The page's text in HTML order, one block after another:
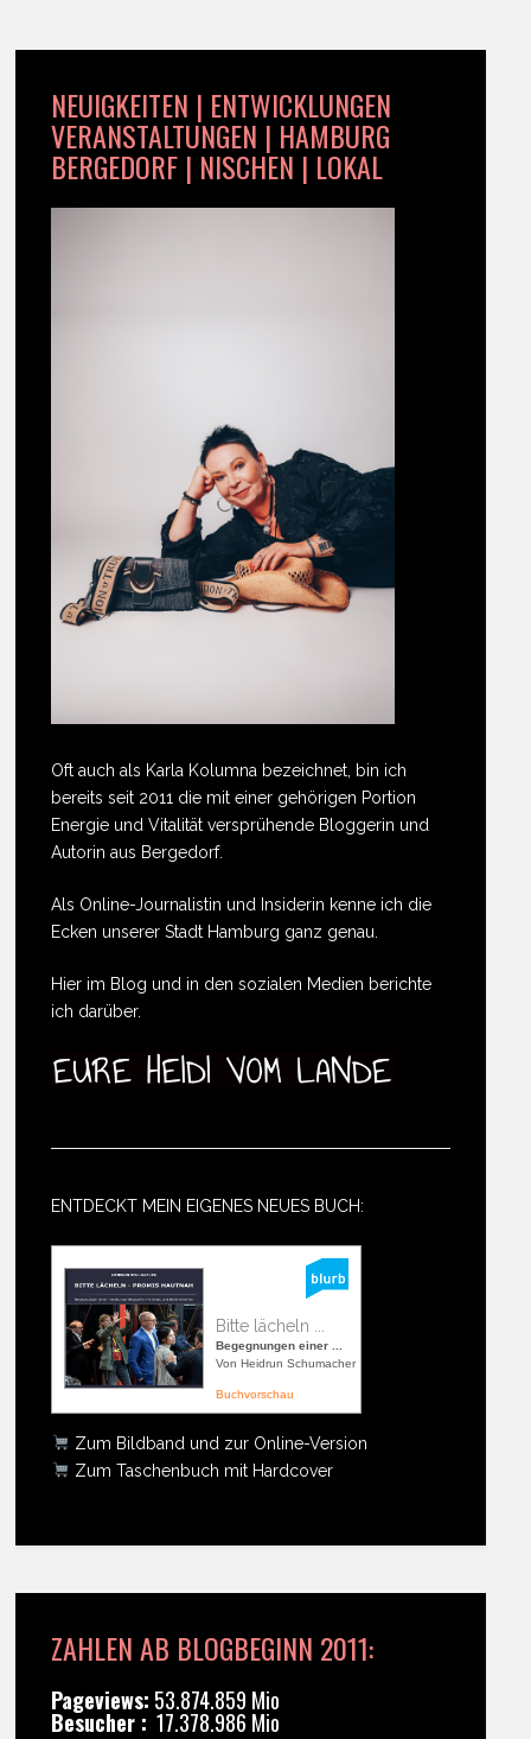
NEUIGKEITEN | ENTWICKLUNGEN
VERANSTALTUNGEN | HAMBURG
BERGEDORF | NISCHEN | LOKAL
Oft auch als Karla Kolumna bezeichnet, bin ich
bereits seit 2011 die mit einer gehörigen Portion
Energie und Vitalität versprühende Bloggerin und
Autorin aus Bergedorf.
Als Online-Journalistin und Insiderin kenne ich die
Ecken unserer Stadt Hamburg ganz genau.
Hier im Blog und in den sozialen Medien berichte
ich darüber.
ENTDECKT MEIN EIGENES NEUES BUCH:
Bitte lächeln ...
Begegnungen einer ...
Von Heidrun Schumacher
Buchvorschau
Zum Bildband und zur Online-Version
Zum Taschenbuch mit Hardcover
ZAHLEN AB BLOGBEGINN 2011:
Pageviews: 53.874.859 Mio
Besucher : 17.378.986 Mio